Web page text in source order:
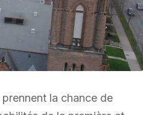
la chance de